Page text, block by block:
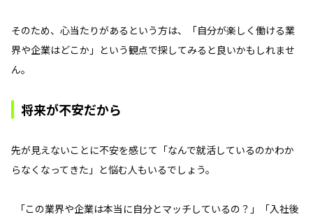
そのため、心当たりがあるという方は、「自分が楽しく働ける業
界や企業はどこか」という観点で探してみると良いかもしれませ
ん。
将来が不安だから
先が見えないことに不安を感じて「なんで就活しているのかわか
らなくなってきた」と悩む人もいるでしょう。
「この業界や企業は本当に自分とマッチしているの？」「入社後